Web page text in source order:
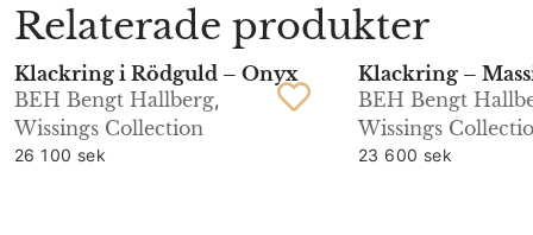
Relaterade produkter
Klackring i Rödguld – Onyx
BEH Bengt Hallberg,
Wissings Collection
26 100 sek
Klackring –
BEH Bengt
Wissings
23 600 sek